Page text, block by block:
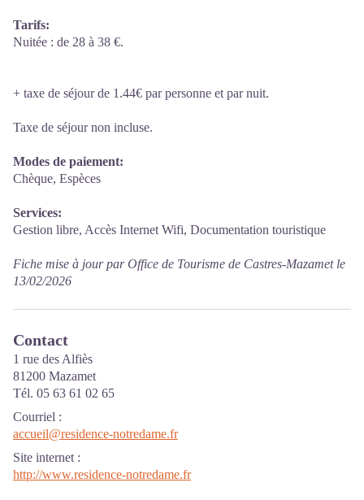
Tarifs:
Nuitée : de 28 à 38 €.
+ taxe de séjour de 1.44€ par personne et par nuit.
Taxe de séjour non incluse.
Modes de paiement:
Chèque, Espèces
Services:
Gestion libre, Accès Internet Wifi, Documentation touristique
Fiche mise à jour par Office de Tourisme de Castres-Mazamet le
13/02/2026
Contact
1 rue des Alfiès
81200 Mazamet
Tél. 05 63 61 02 65
Courriel :
accueil@residence-notredame.fr
Site internet :
http://www.residence-notredame.fr